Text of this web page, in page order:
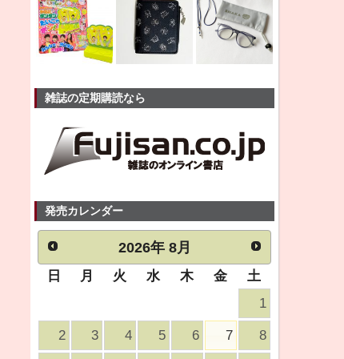
雑誌の定期購読なら
発売カレンダー
2026年 8月
日 月 火 水 木 金
土
1
2 3 4 5 6 7 8